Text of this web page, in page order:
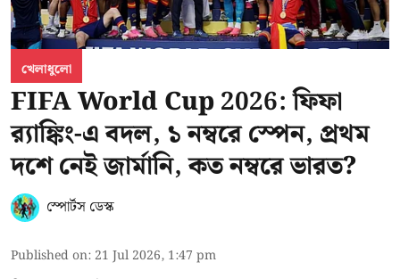
খেলাধুলো
FIFA World Cup 2026: ফিফা
র‍্যাঙ্কিং-এ বদল, ১ নম্বরে স্পেন, প্রথম
দশে নেই জার্মানি, কত নম্বরে ভারত?
স্পোর্টস ডেস্ক
Published on: 21 Jul 2026, 1:47 pm